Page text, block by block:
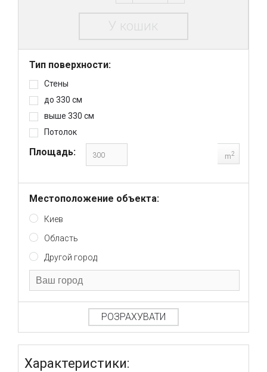
У кошик
Тип поверхности:
Стены
до 330 см
выше 330 см
Потолок
Площадь: m2
Местоположение объекта:
Киев
Область
Другой город
РОЗРАХУВАТИ
Характеристики: